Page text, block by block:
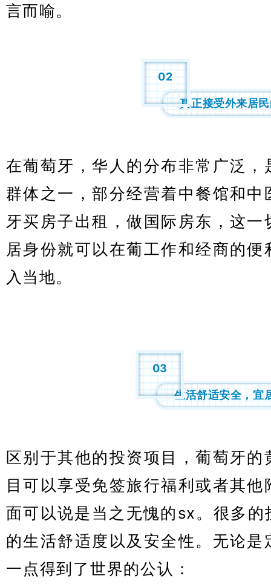
言而喻。
02
真正接受外来居
在葡萄牙，华人的分布非常广泛
群体之一，部分经营着中餐馆和
牙买房子出租，做国际房东，这
居身份就可以在葡工作和经商的
入当地。
03
生活舒适安全，宜
区别于其他的投资项目，葡萄牙
目可以享受免签旅行福利或者其
面可以说是当之无愧的sx。很多
的生活舒适度以及安全性。无论
一点得到了世界的公认：